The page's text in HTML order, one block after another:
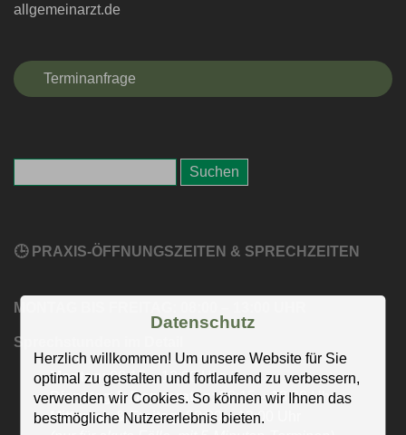
allgemeinarzt.de
Terminanfrage
🕒 PRAXIS-ÖFFNUNGSZEITEN & SPRECHZEITEN
MONTAG BIS FREITAG: 08:00 – 13:00 UHR
Sprechstunden im Detail
Montag:08:15 – 13:00 Uhr
Dienstag & Donnerstag:08:15 – 13:00 Uhr
Mittwoch & Freitag:08:00 – 13:00 Uhr
Datenschutz
Herzlich willkommen! Um unsere Website für Sie
optimal zu gestalten und fortlaufend zu verbessern,
verwenden wir Cookies. So können wir Ihnen das
bestmögliche Nutzererlebnis bieten.